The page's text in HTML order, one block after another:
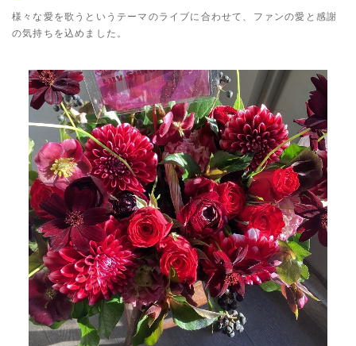
様々な愛を歌うというテーマのライブに合わせて、ファンの愛と感謝
の気持ちを込めました。